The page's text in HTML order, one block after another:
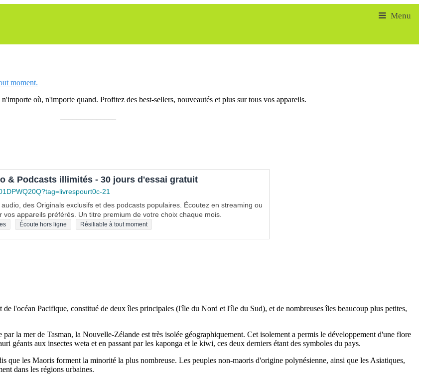
moment.
où, n'importe quand. Profitez des best-sellers, nouveautés et plus sur tous vos appareils.
& Podcasts illimités - 30 jours d'essai gratuit
21
des Originals exclusifs et des podcasts populaires. Écoutez en streaming ou
appareils préférés. Un titre premium de votre choix chaque mois.
Écoute hors ligne Résiliable à tout moment
de l'océan Pacifique, constitué de deux îles principales (l'île du Nord et l'île du Sud), et de nombreuses îles beaucoup plus petites,
par la mer de Tasman, la Nouvelle-Zélande est très isolée géographiquement. Cet isolement a permis le développement d'une flore
géants aux insectes weta et en passant par les kaponga et le kiwi, ces deux derniers étant des symboles du pays.
que les Maoris forment la minorité la plus nombreuse. Les peuples non-maoris d'origine polynésienne, ainsi que les Asiatiques,
dans les régions urbaines.